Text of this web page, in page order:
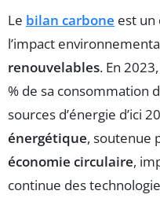
Le bilan carbone est un
l’impact
renouvelables. En
% de sa consommation
sources d’énergie d’ici
énergétique, soutenue
économie circulaire,
continue des